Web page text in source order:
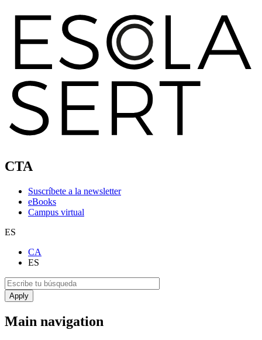
CTA
Suscríbete a la newsletter
eBooks
Campus virtual
ES
CA
ES
Main navigation